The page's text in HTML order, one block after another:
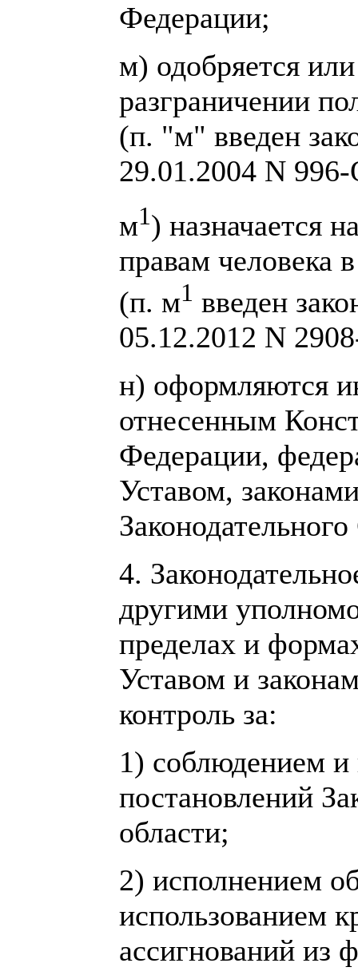
Федерации;
м) одобряется
разграничении
(п. "м" введен
29.01.2004 N
м1) назначается
правам человека
(п. м1 введен
05.12.2012 N
н) оформляются
отнесенным
Федерации,
Уставом,
4.
другими
пределах и
Уставом и
контроль за:
1) соблюдением и
постановлений
области;
2) исполнением
использованием
ассигнований из